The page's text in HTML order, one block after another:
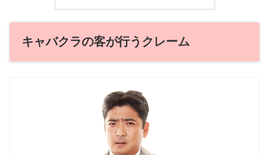
キャバクラの客が行うクレーム